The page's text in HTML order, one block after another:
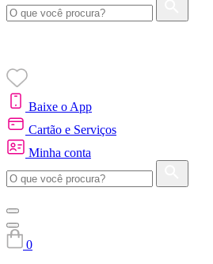
Baixe o App
Cartão e Serviços
Minha conta
0